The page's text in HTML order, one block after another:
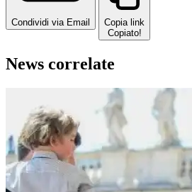
Condividi via Email
Copia link
Copiato!
News correlate